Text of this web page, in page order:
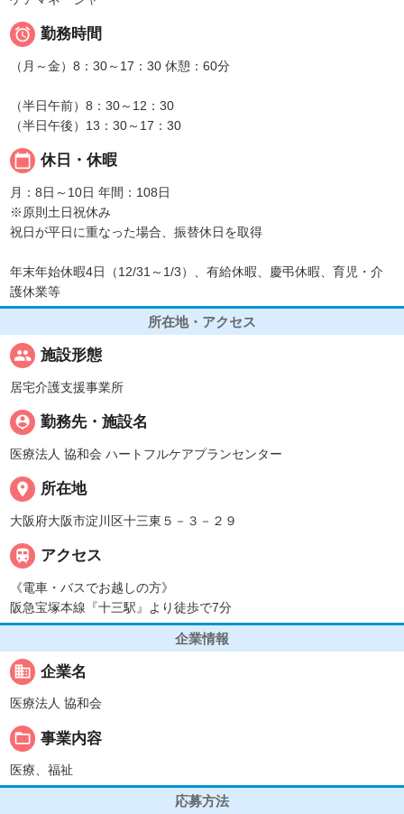
 勤務時間
（月～金）8：30～17：30 休憩：60分
（半日午前）8：30～12：30
（半日午後）13：30～17：30
calendar_today 休日・休暇
月：8日～10日 年間：108日
※原則土日祝休み
祝日が平日に重なった場合、振替休日を取得
年末年始休暇4日（12/31～1/3）、有給休暇、慶弔休暇、育児・介
護休業等
所在地・アクセス
people 施設形態
居宅介護支援事業所
person_pin 勤務先・施設名
医療法人 協和会 ハートフルケアプランセンター
place 所在地
大阪府大阪市淀川区十三東５－３－２９
 アクセス
《電車・バスでお越しの方》
阪急宝塚本線『十三駅』より徒歩で7分
企業情報
business 企業名
医療法人 協和会
folder_open 事業内容
医療、福祉
応募方法